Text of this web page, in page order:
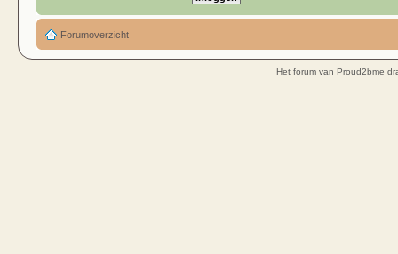
Forumoverzicht
Het forum van Proud2bme